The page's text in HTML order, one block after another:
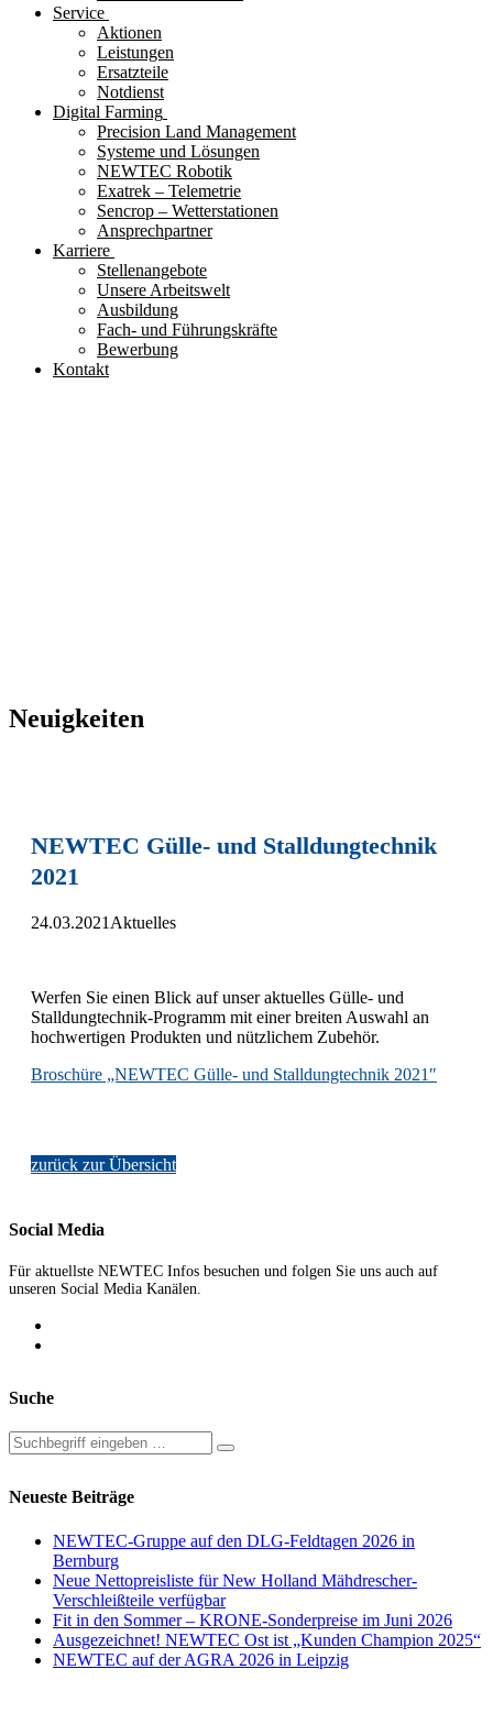
Service
Aktionen
Leistungen
Ersatzteile
Notdienst
Digital Farming
Precision Land Management
Systeme und Lösungen
NEWTEC Robotik
Exatrek – Telemetrie
Sencrop – Wetterstationen
Ansprechpartner
Karriere
Stellenangebote
Unsere Arbeitswelt
Ausbildung
Fach- und Führungskräfte
Bewerbung
Kontakt
Neuigkeiten
NEWTEC Gülle- und Stalldungtechnik
2021
24.03.2021 Aktuelles
Werfen Sie einen Blick auf unser aktuelles Gülle- und
Stalldungtechnik-Programm mit einer breiten Auswahl an
hochwertigen Produkten und nützlichem Zubehör.
Broschüre „NEWTEC Gülle- und Stalldungtechnik 2021″
zurück zur Übersicht
Social Media
Für aktuellste NEWTEC Infos besuchen und folgen Sie uns auch auf
unseren Social Media Kanälen.
Suche
Neueste Beiträge
NEWTEC-Gruppe auf den DLG-Feldtagen 2026 in
Bernburg
Neue Nettopreisliste für New Holland Mähdrescher-
Verschleißteile verfügbar
Fit in den Sommer – KRONE-Sonderpreise im Juni 2026
Ausgezeichnet! NEWTEC Ost ist „Kunden Champion 2025“
NEWTEC auf der AGRA 2026 in Leipzig